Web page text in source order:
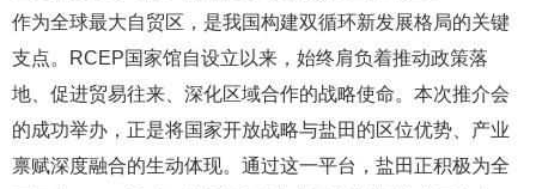
作为全球最大自贸区，是我国构建双循环新发展格局的关键
支点。RCEP国家馆自设立以来，始终肩负着推动政策落
地、促进贸易往来、深化区域合作的战略使命。本次推介会
的成功举办，正是将国家开放战略与盐田的区位优势、产业
禀赋深度融合的生动体现。通过这一平台，盐田正积极为全